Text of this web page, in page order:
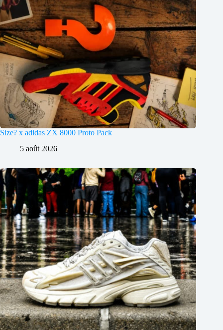
Size? x adidas ZX 8000 Proto Pack
5 août 2026